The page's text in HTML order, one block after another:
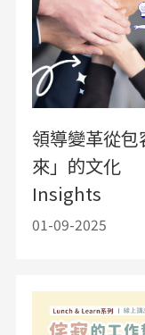
領導變革從
來」的文化
Insights
01-09-2025